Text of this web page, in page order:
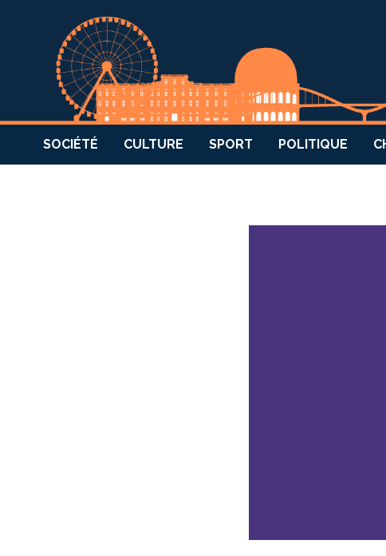
SOCIÉTÉ CULTURE SPORT POLITIQUE